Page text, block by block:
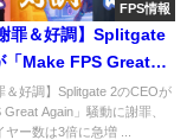
FPS情報
罪＆好調】Splitgate
「Make FPS Great
動に謝罪、しかしプレ
3倍に急増
＆好調】Splitgate 2のCEOが
Great Again」騒動に謝罪、
ヤー数は3倍に急増 ...